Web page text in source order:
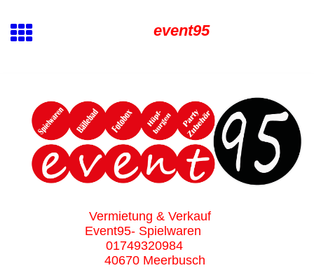
event95
Vermietung & Verkauf
Event95- Spielwaren
01749320984
40670 Meerbusch